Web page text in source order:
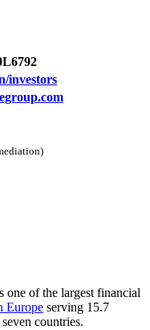
investors
one of the largest financial
Europe serving 15.7
countries.